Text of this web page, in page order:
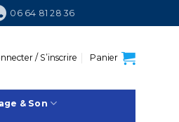
06 64 81 28 36
/ S’inscrire Panier
& Son